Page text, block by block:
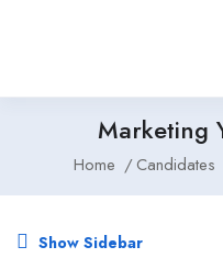
Marketing
Home Candidates
Show Sidebar